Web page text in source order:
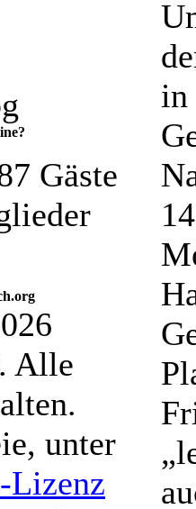
Gäste
Alle
unter
Lizenz
in